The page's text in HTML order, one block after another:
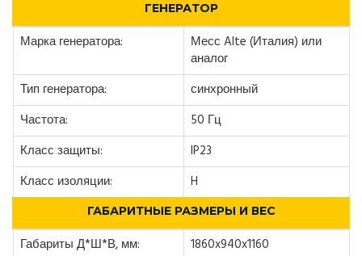
ГЕНЕРАТОР
Марка генератора:
Месс Alte (Италия) или
аналог
Тип генератора:
синхронный
Частота:
50 Гц
Класс защиты:
IP23
Класс изоляции:
H
ГАБАРИТНЫЕ РАЗМЕРЫ И ВЕС
Габариты Д*Ш*В, мм:
1860x940x1160